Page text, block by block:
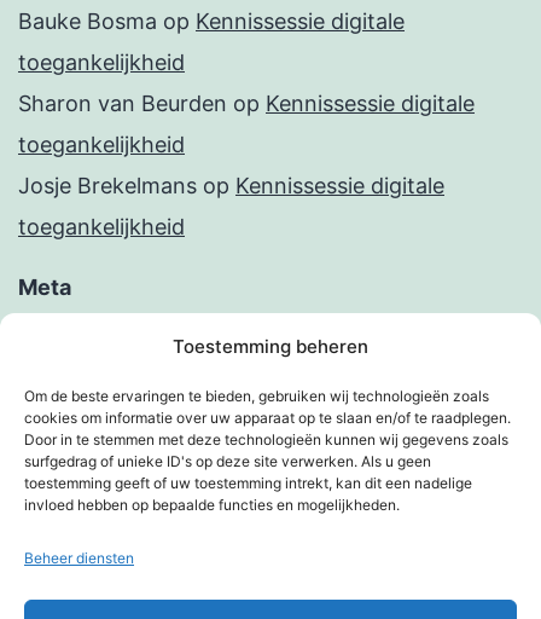
Toestemming beheren
Om de beste ervaringen te bieden, gebruiken wij technologieën zoals
cookies om informatie over uw apparaat op te slaan en/of te raadplegen.
Door in te stemmen met deze technologieën kunnen wij gegevens zoals
surfgedrag of unieke ID's op deze site verwerken. Als u geen
toestemming geeft of uw toestemming intrekt, kan dit een nadelige
invloed hebben op bepaalde functies en mogelijkheden.
Beheer diensten
Bauke Bosma op Kennissessie digitale
toegankelijkheid
Sharon van Beurden op Kennissessie digitale
toegankelijkheid
Josje Brekelmans op Kennissessie digitale
toegankelijkheid
Meta
Berichten feed
Reacties feed
WordPress.org